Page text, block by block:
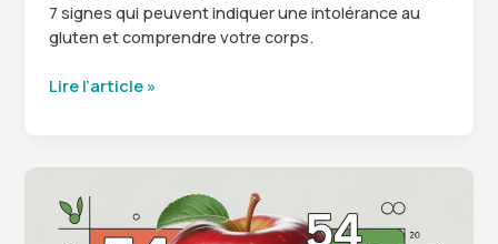
7 signes qui peuvent indiquer une intolérance au
gluten et comprendre votre corps.
7
reconnaître
Lire l’article »